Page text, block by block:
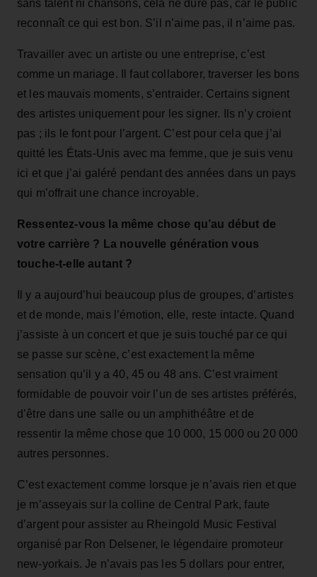
sans talent ni chansons, cela ne dure pas, car le public
reconnaît ce qui est bon. S’il n’aime pas, il n’aime pas.
Travailler avec un artiste ou une entreprise, c’est
comme un mariage. Il faut collaborer, traverser les bons
et les mauvais moments, s’entraider. Certains signent
des artistes uniquement pour les signer. Ils n’y croient
pas ; ils le font pour l’argent. C’est pour cela que j’ai
quitté les États‑Unis avec ma femme, que je suis venu
ici et que j’ai galéré pendant des années dans un pays
qui m’offrait une chance incroyable.
Ressentez‑vous la même chose qu’au début de
votre carrière ? La nouvelle génération vous
touche‑t‑elle autant ?
Il y a aujourd’hui beaucoup plus de groupes, d’artistes
et de monde, mais l’émotion, elle, reste intacte. Quand
j’assiste à un concert et que je suis touché par ce qui
se passe sur scène, c’est exactement la même
sensation qu’il y a 40, 45 ou 48 ans. C’est vraiment
formidable de pouvoir voir l’un de ses artistes préférés,
d’être dans une salle ou un amphithéâtre et de
ressentir la même chose que 10 000, 15 000 ou 20 000
autres personnes.
C’est exactement comme lorsque je n’avais rien et que
je m’asseyais sur la colline de Central Park, faute
d’argent pour assister au Rheingold Music Festival
organisé par Ron Delsener, le légendaire promoteur
new‑yorkais. Je n’avais pas les 5 dollars pour entrer,